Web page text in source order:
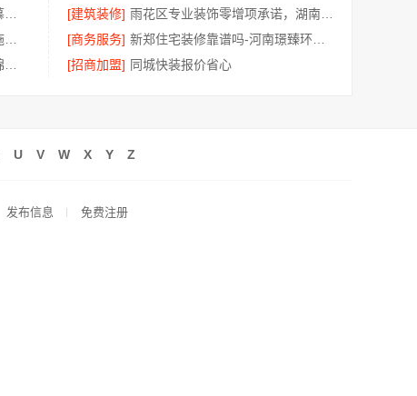
[建筑装修]
雨花区专业装饰零增项承诺，湖南创益讯建筑有限公司
[商务服务]
新郑住宅装修靠谱吗-河南璟臻环保建材有限公司本地信赖
[招商加盟] 同城快装报价省心
U V W X Y Z
发布信息 免费注册